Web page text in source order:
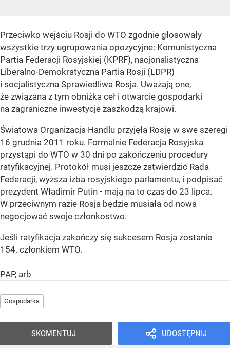
Przeciwko wejściu Rosji do WTO zgodnie głosowały
wszystkie trzy ugrupowania opozycyjne: Komunistyczna
Partia Federacji Rosyjskiej (KPRF), nacjonalistyczna
Liberalno-Demokratyczna Partia Rosji (LDPR)
i socjalistyczna Sprawiedliwa Rosja. Uważają one,
że związana z tym obniżka ceł i otwarcie gospodarki
na zagraniczne inwestycje zaszkodzą krajowi.
Światowa Organizacja Handlu przyjęła Rosję w swe szeregi
16 grudnia 2011 roku. Formalnie Federacja Rosyjska
przystąpi do WTO w 30 dni po zakończeniu procedury
ratyfikacyjnej. Protokół musi jeszcze zatwierdzić Rada
Federacji, wyższa izba rosyjskiego parlamentu, i podpisać
prezydent Władimir Putin - mają na to czas do 23 lipca.
W przeciwnym razie Rosja będzie musiała od nowa
negocjować swoje członkostwo.
Jeśli ratyfikacja zakończy się sukcesem Rosja zostanie
154. członkiem WTO.
PAP, arb
Gospodarka
UDOSTĘPNIJ
SKOMENTUJ